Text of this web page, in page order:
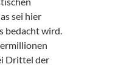
sei hier
bedacht wird.
Drittel der